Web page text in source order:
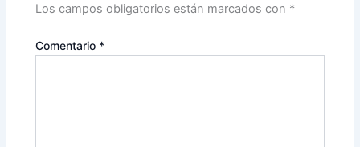
Los campos obligatorios están marcados con *
Comentario *